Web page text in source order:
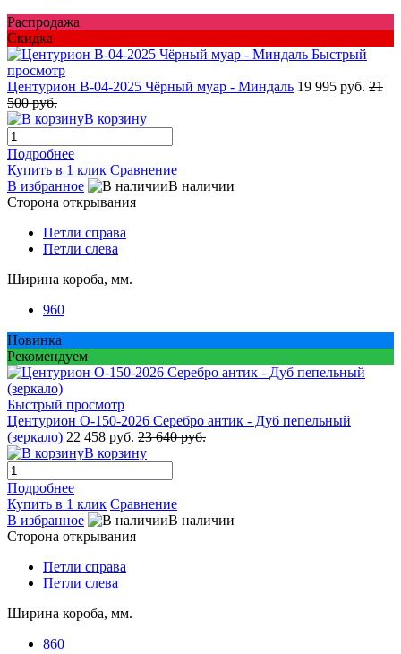
Распродажа
Скидка
Быстрый
просмотр
Центурион В-04-2025 Чёрный муар - Миндаль 19 995 руб. 21
500 руб.
В корзину
Подробнее
Купить в 1 клик Сравнение
В избранное
В наличии
Сторона открывания
Петли справа
Петли слева
Ширина короба, мм.
960
Новинка
Рекомендуем
Быстрый просмотр
Центурион О-150-2026 Серебро антик - Дуб пепельный
(зеркало) 22 458 руб. 23 640 руб.
В корзину
Подробнее
Купить в 1 клик Сравнение
В избранное
В наличии
Сторона открывания
Петли справа
Петли слева
Ширина короба, мм.
860